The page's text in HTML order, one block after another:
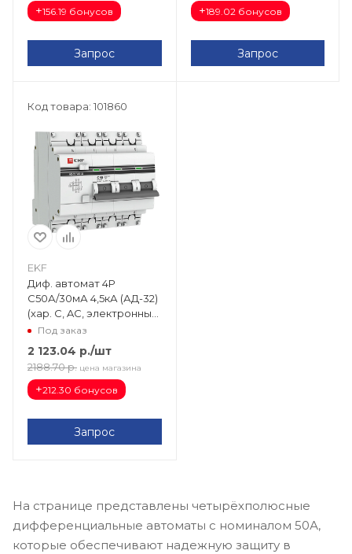
+156.19 бонусов
Запрос
+189.02 бонусов
Запрос
Код товара: 101860
EKF
Диф. автомат 4Р
С50А/30мА 4,5кА (АД-32)
(хар. C, AC, электронный,
защита 270В) EKF
PROxima DA32-50-30-4P-
pro
Под заказ
2 123.04 р./шт
2188.70 р. цена магазина
+212.30 бонусов
Запрос
На странице представлены четырёхполюсные
дифференциальные автоматы с номиналом 50А,
которые обеспечивают надежную защиту в